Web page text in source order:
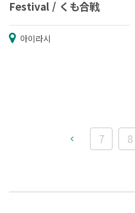
Festival / くも合戦
아이라시
7 8